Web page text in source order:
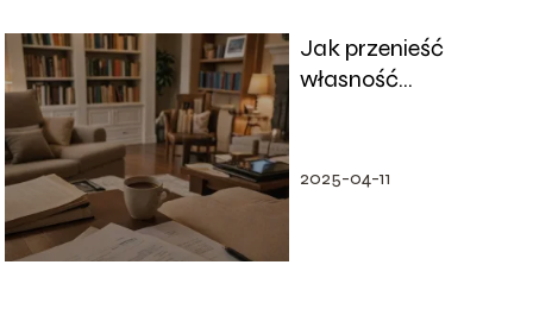
Jak przenieść
własność
– instrukcja etap po
2025-04-11